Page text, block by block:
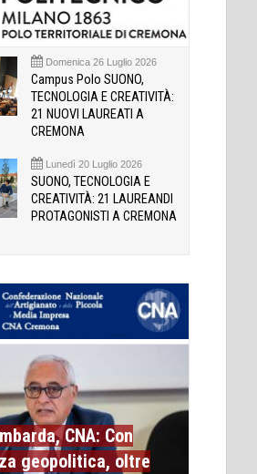
Domenica 26 Luglio 2026
Campus Polo SUONO,
TECNOLOGIA E CREATIVITÀ:
21 NUOVI LAUREATI A
CREMONA
Lunedì 20 Luglio 2026
SUONO, TECNOLOGIA E
CREATIVITÀ: 21 LAUREANDI
PROTAGONISTI A CREMONA
CNA: Con
geopolitica, oltre